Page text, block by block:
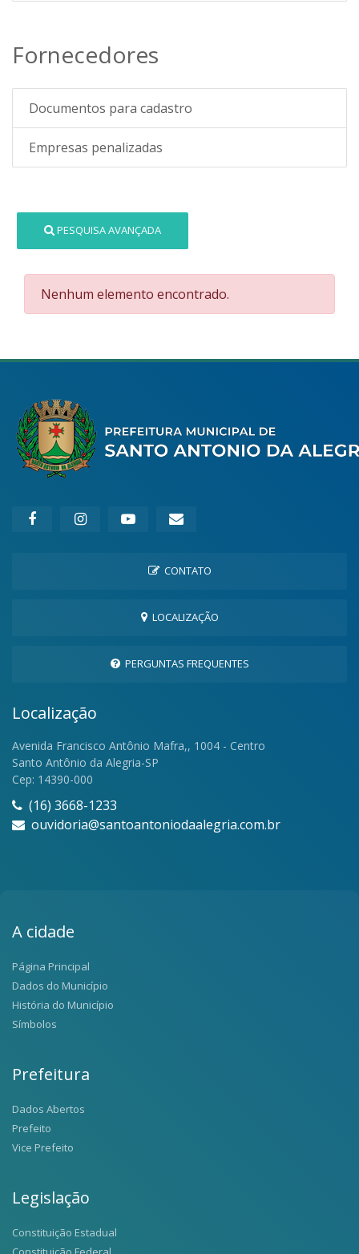
Fornecedores
Documentos para cadastro
Empresas penalizadas
PESQUISA AVANÇADA
Nenhum elemento encontrado.
CONTATO
LOCALIZAÇÃO
PERGUNTAS FREQUENTES
Localização
Avenida Francisco Antônio Mafra,, 1004 - Centro
Santo Antônio da Alegria-SP
Cep: 14390-000
(16) 3668-1233
ouvidoria@santoantoniodaalegria.com.br
A cidade
Página Principal
Dados do Município
História do Município
Símbolos
Prefeitura
Dados Abertos
Prefeito
Vice Prefeito
Legislação
Constituição Estadual